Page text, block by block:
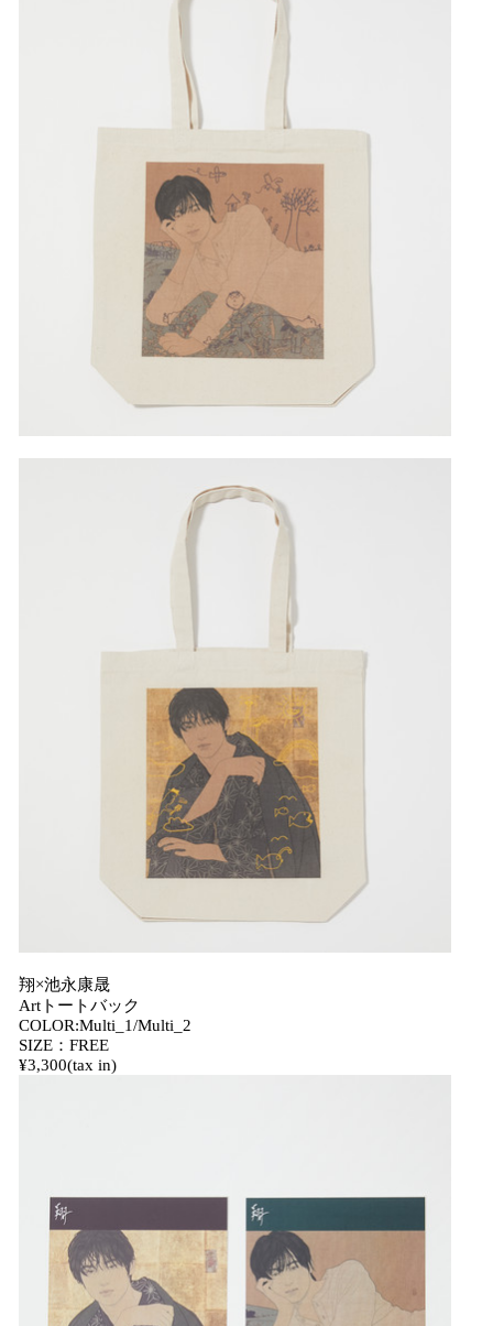
翔×池永康晟
Artトートバック
COLOR:Multi_1/Multi_2
SIZE：FREE
¥3,300(tax in)